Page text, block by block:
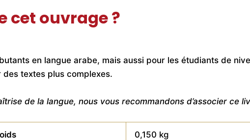
cet ouvrage ?
en langue arabe, mais aussi pour les étudiants de
textes plus complexes.
de la langue, nous vous recommandons d’associer ce
0,150 kg